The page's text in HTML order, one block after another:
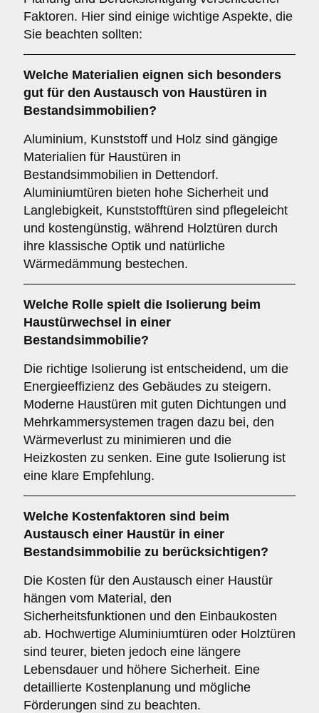
Faktoren. Hier sind einige wichtige Aspekte, die
Sie beachten sollten:
Welche Materialien eignen sich besonders
gut für den Austausch von Haustüren in
Bestandsimmobilien?
Aluminium, Kunststoff und Holz sind gängige
Materialien für Haustüren in
Bestandsimmobilien in Dettendorf.
Aluminiumtüren bieten hohe Sicherheit und
Langlebigkeit, Kunststofftüren sind pflegeleicht
und kostengünstig, während Holztüren durch
ihre klassische Optik und natürliche
Wärmedämmung bestechen.
Welche Rolle spielt die Isolierung beim
Haustürwechsel in einer
Bestandsimmobilie?
Die richtige Isolierung ist entscheidend, um die
Energieeffizienz des Gebäudes zu steigern.
Moderne Haustüren mit guten Dichtungen und
Mehrkammersystemen tragen dazu bei, den
Wärmeverlust zu minimieren und die
Heizkosten zu senken. Eine gute Isolierung ist
eine klare Empfehlung.
Welche Kostenfaktoren sind beim
Austausch einer Haustür in einer
Bestandsimmobilie zu berücksichtigen?
Die Kosten für den Austausch einer Haustür
hängen vom Material, den
Sicherheitsfunktionen und den Einbaukosten
ab. Hochwertige Aluminiumtüren oder Holztüren
sind teurer, bieten jedoch eine längere
Lebensdauer und höhere Sicherheit. Eine
detaillierte Kostenplanung und mögliche
Förderungen sind zu beachten.